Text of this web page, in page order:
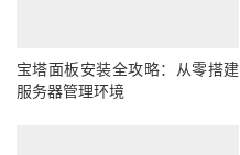
宝塔面板安装全攻略：从零搭建
服务器管理环境